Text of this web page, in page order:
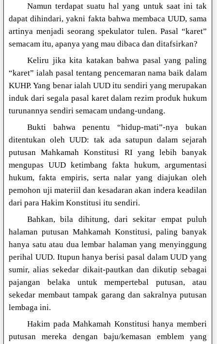
Namun terdapat suatu hal yang untuk saat ini tak
dapat dihindari, yakni fakta bahwa membaca UUD, sama
artinya menjadi seorang spekulator tulen. Pasal “karet”
semacam itu, apanya yang mau dibaca dan ditafsirkan?
Keliru jika kita katakan bahwa pasal yang paling
“karet” ialah pasal tentang pencemaran nama baik dalam
KUHP. Yang benar ialah UUD itu sendiri yang merupakan
induk dari segala pasal karet dalam rezim produk hukum
turunannya sendiri semacam undang-undang.
Bukti bahwa penentu “hidup-mati”-nya bukan
ditentukan oleh UUD: tak ada satupun dalam sejarah
putusan Mahkamah Konstitusi RI yang lebih banyak
mengupas UUD ketimbang fakta hukum, argumentasi
hukum, fakta empiris, serta nalar yang diajukan oleh
pemohon uji materiil dan kesadaran akan indera keadilan
dari para Hakim Konstitusi itu sendiri.
Bahkan, bila dihitung, dari sekitar empat puluh
halaman putusan Mahkamah Konstitusi, paling banyak
hanya satu atau dua lembar halaman yang menyinggung
perihal UUD. Itupun hanya berisi pasal dalam UUD yang
sumir, alias sekedar dikait-pautkan dan dikutip sebagai
pajangan belaka untuk mempertebal putusan, atau
sekedar membaut tampak garang dan sakralnya putusan
lembaga ini.
Hakim pada Mahkamah Konstitusi hanya memberi
putusan mereka dengan baju/kemasan emblem yang